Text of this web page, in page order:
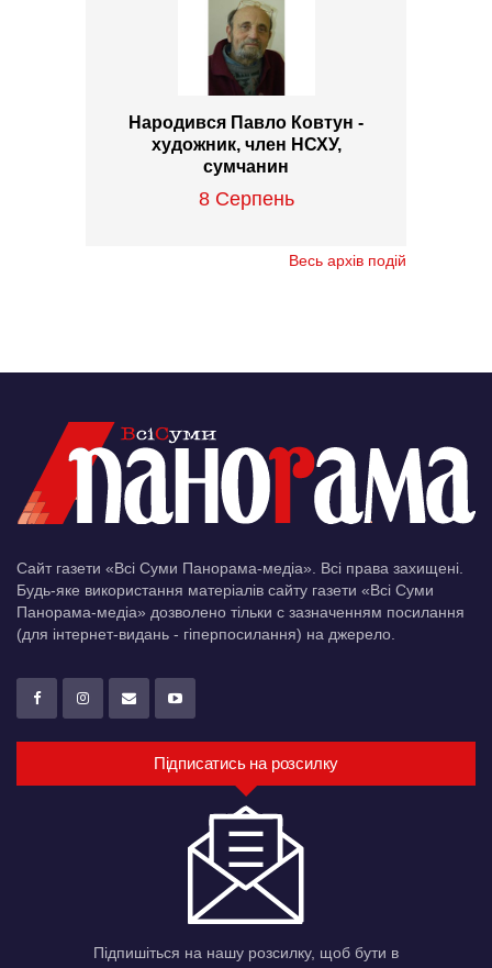
Народився Павло Ковтун -
художник, член НСХУ,
сумчанин
8 Серпень
Весь архів подій
Сайт газети «Всі Суми Панорама-медіа». Всі права захищені.
Будь-яке використання матеріалів сайту газети «Всі Суми
Панорама-медіа» дозволено тільки c зазначенням посилання
(для інтернет-видань - гіперпосилання) на джерело.
Підписатись на розсилку
Підпишіться на нашу розсилку, щоб бути в